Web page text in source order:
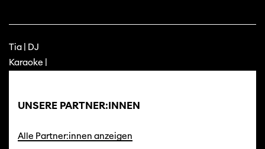
Tia | DJ
Karaoke |
UNSERE PARTNER:INNEN
Alle Partner:innen anzeigen